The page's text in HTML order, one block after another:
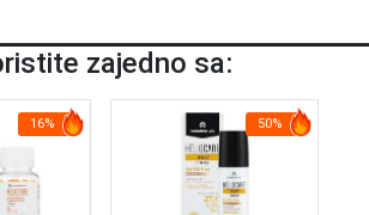
zajedno sa:
16% 50%